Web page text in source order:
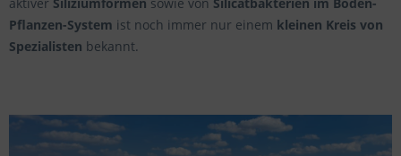
Pflanzen-System ist noch immer nur einem kleinen Kreis von
Spezialisten bekannt.